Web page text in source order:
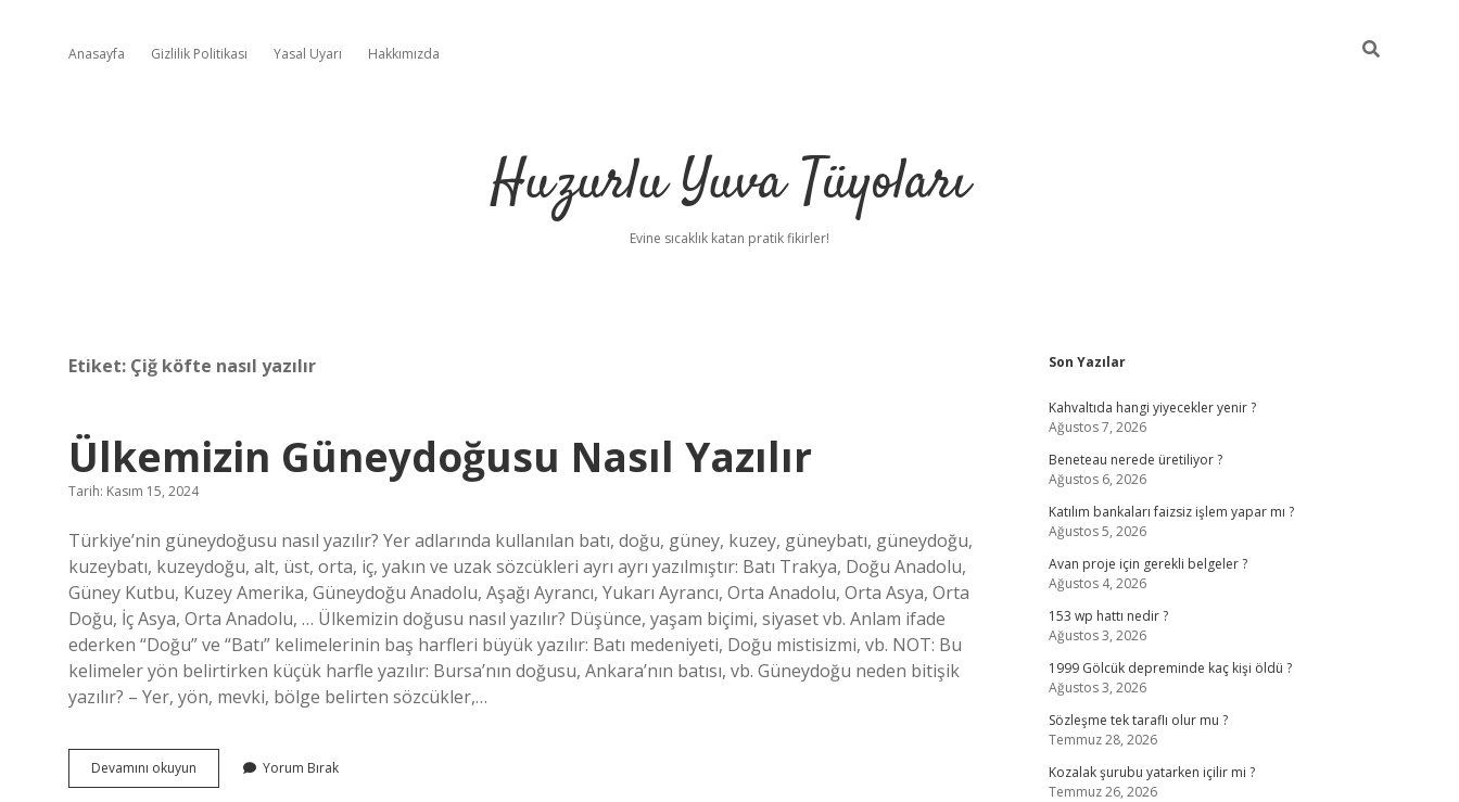
Anasayfa Gizlilik Politikası Yasal Uyarı Hakkımızda
Huzurlu Yuva Tüyoları
Evine sıcaklık katan pratik fikirler!
Etiket: Çiğ köfte nasıl yazılır
Ülkemizin Güneydoğusu Nasıl Yazılır
Tarih: Kasım 15, 2024
Türkiye’nin güneydoğusu nasıl yazılır? Yer adlarında kullanılan batı, doğu, güney, kuzey, güneybatı, güneydoğu,
kuzeybatı, kuzeydoğu, alt, üst, orta, iç, yakın ve uzak sözcükleri ayrı ayrı yazılmıştır: Batı Trakya, Doğu Anadolu,
Güney Kutbu, Kuzey Amerika, Güneydoğu Anadolu, Aşağı Ayrancı, Yukarı Ayrancı, Orta Anadolu, Orta Asya, Orta
Doğu, İç Asya, Orta Anadolu, … Ülkemizin doğusu nasıl yazılır? Düşünce, yaşam biçimi, siyaset vb. Anlam ifade
ederken “Doğu” ve “Batı” kelimelerinin baş harfleri büyük yazılır: Batı medeniyeti, Doğu mistisizmi, vb. NOT: Bu
kelimeler yön belirtirken küçük harfle yazılır: Bursa’nın doğusu, Ankara’nın batısı, vb. Güneydoğu neden bitişik
yazılır? – Yer, yön, mevki, bölge belirten sözcükler,…
Devamını okuyun Ülkemizin
Güneydoğusu
Yorum Bırak
Sidebar
Son Yazılar
Kahvaltıda hangi yiyecekler yenir ?
Ağustos 7, 2026
Beneteau nerede üretiliyor ?
Ağustos 6, 2026
Katılım bankaları faizsiz işlem yapar mı ?
Ağustos 5, 2026
Avan proje için gerekli belgeler ?
Ağustos 4, 2026
153 wp hattı nedir ?
Ağustos 3, 2026
1999 Gölcük depreminde kaç kişi öldü ?
Ağustos 3, 2026
Sözleşme tek taraflı olur mu ?
Temmuz 28, 2026
Kozalak şurubu yatarken içilir mi ?
Temmuz 26, 2026